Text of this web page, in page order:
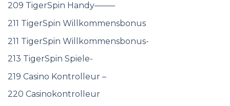
209 TigerSpin Handy——–
211 TigerSpin Willkommensbonus
211 TigerSpin Willkommensbonus-
213 TigerSpin Spiele-
219 Casino Kontrolleur –
220 Casinokontrolleur